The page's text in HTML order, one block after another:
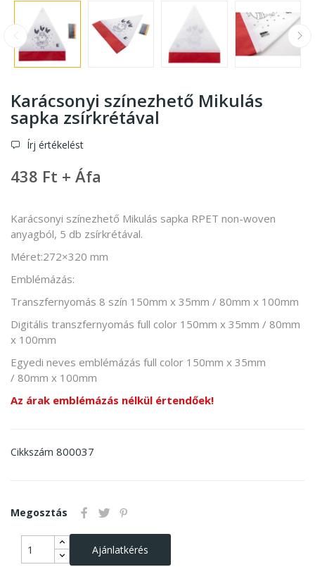
Karácsonyi színezhető Mikulás
sapka zsírkrétával
Írj értékelést
438 Ft + Áfa
Karácsonyi színezhető Mikulás sapka RPET non-woven
anyagból, 5 db zsírkrétával.
Méret:272×320 mm
Emblémázás:
Transzfernyomás 8 szín 150mm x 35mm / 80mm x 100mm
Digitális transzfernyomás full color 150mm x 35mm / 80mm
x 100mm
Egyedi neves emblémázás full color 150mm x 35mm
/ 80mm x 100mm
Az árak emblémázás nélkül értendőek!
Cikkszám 800037
Megosztás
Ajánlatkérés